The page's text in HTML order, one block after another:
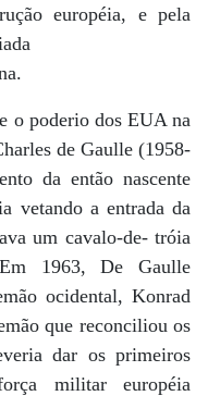
européia, e pela
o poderio dos EUA na
de Gaulle (1958-
da então nascente
vetando a entrada da
um cavalo-de- tróia
1963, De Gaulle
ocidental, Konrad
que reconciliou os
dar os primeiros
militar européia